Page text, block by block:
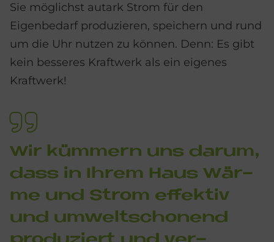
Sie möglichst autark Strom für den
Eigenbedarf produzieren, speichern und rund
um die Uhr nutzen zu können. Denn: Es gibt
kein besseres Kraftwerk als ein eigenes
Kraftwerk!
Wir küm­mern uns dar­um,
dass in Ih­rem Haus Wär­
me und Strom ef­fek­tiv
und um­welt­scho­nend